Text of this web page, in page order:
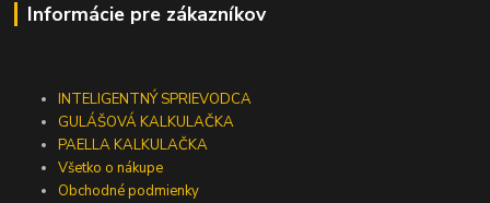
Informácie pre zákazníkov
INTELIGENTNÝ SPRIEVODCA
GULÁŠOVÁ KALKULAČKA
PAELLA KALKULAČKA
Všetko o nákupe
Obchodné podmienky